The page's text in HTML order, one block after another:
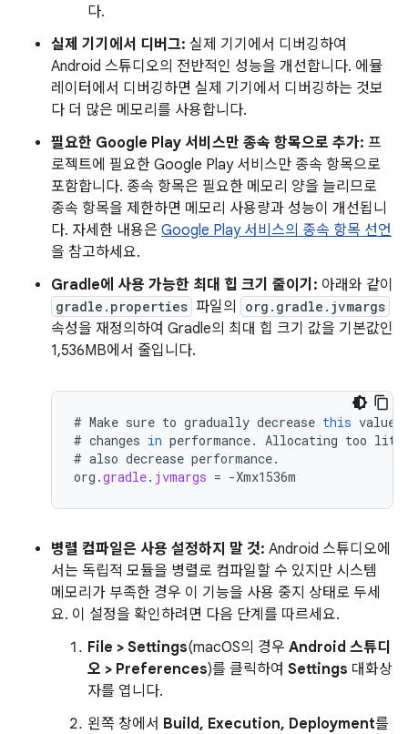
다.
실제 기기에서 디버그: 실제 기기에서 디버깅하여
Android 스튜디오의 전반적인 성능을 개선합니다. 에뮬
레이터에서 디버깅하면 실제 기기에서 디버깅하는 것보
다 더 많은 메모리를 사용합니다.
필요한 Google Play 서비스만 종속 항목으로 추가: 프
로젝트에 필요한 Google Play 서비스만 종속 항목으로
포함합니다. 종속 항목은 필요한 메모리 양을 늘리므로
종속 항목을 제한하면 메모리 사용량과 성능이 개선됩니
다. 자세한 내용은 Google Play 서비스의 종속 항목 선언
을 참고하세요.
Gradle에 사용 가능한 최대 힙 크기 줄이기: 아래와 같이
gradle.properties 파일의 org.gradle.jvmargs
속성을 재정의하여 Gradle의 최대 힙 크기 값을 기본값인
1,536MB에서 줄입니다.
# Make sure to gradually decrease this value
# changes in performance. Allocating too
# also decrease performance.
org .gradle. jvmargs = -Xmx1536m
병렬 컴파일은 사용 설정하지 말 것: Android 스튜디오에
서는 독립적 모듈을 병렬로 컴파일할 수 있지만 시스템
메모리가 부족한 경우 이 기능을 사용 중지 상태로 두세
요. 이 설정을 확인하려면 다음 단계를 따르세요.
File > Settings(macOS의 경우 Android 스튜디
오 > Preferences)를 클릭하여 Settings 대화상
자를 엽니다.
왼쪽 창에서 Build, Execution, Deployment를